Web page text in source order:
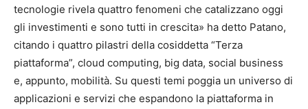
tecnologie rivela quattro fenomeni che catalizzano oggi
gli investimenti e sono tutti in crescita» ha detto Patano,
citando i quattro pilastri della cosiddetta “Terza
piattaforma”, cloud computing, big data, social business
e, appunto, mobilità. Su questi temi poggia un universo di
applicazioni e servizi che espandono la piattaforma in